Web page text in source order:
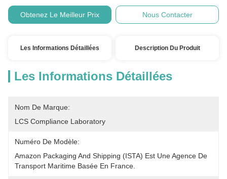
Obtenez Le Meilleur Prix Nous Contacter
Les Informations Détaillées Description Du Produit
Les Informations Détaillées
Nom De Marque:
LCS Compliance Laboratory
Numéro De Modèle:
Amazon Packaging And Shipping (ISTA) Est Une Agence De
Transport Maritime Basée En France.